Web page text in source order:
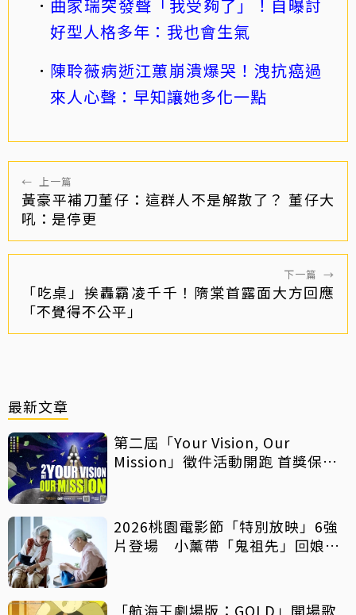
曲家瑞突發聲「我受夠了」！自曝討
好型人格多年：我也會生氣
陳聆薇病逝江蕙崩潰爆哭！洩抗癌過
來人心聲：早知讓她多化一點
← 上一篇
黃豪平補刀董仔：這群人不是解散了？ 董仔大
吼：是停更
下一篇 →
「吃桌」挨轟霸凌千千！隋棠首露面大方回應
「不覺得不公平」
最新文章
第二屆「Your Vision, Our
Mission」徵件活動開跑 首獎保證
2026桃園電影節「特別放映」6強
片登場 小薰帶「鬼祖先」回娘
「航海王劇場版：GOLD」開場歌